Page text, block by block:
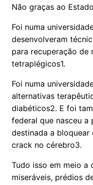
Não graças ao
Foi numa
desenvolveram
para recuperação de
tetraplégicos1.
Foi numa
alternativas
diabéticos2. E foi
federal que nasceu a
destinada a
crack no cérebro3.
Tudo isso em meio a
miseráveis, prédios